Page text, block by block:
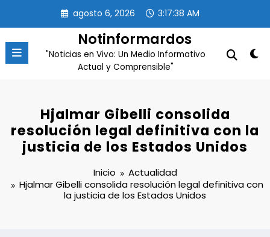
contenido
agosto 6, 2026 3:17:39 AM
Notinformardos
"Noticias en Vivo: Un Medio Informativo
Actual y Comprensible"
Hjalmar Gibelli consolida
resolución legal definitiva con la
justicia de los Estados Unidos
Inicio
Actualidad
Hjalmar Gibelli consolida resolución legal definitiva con
la justicia de los Estados Unidos